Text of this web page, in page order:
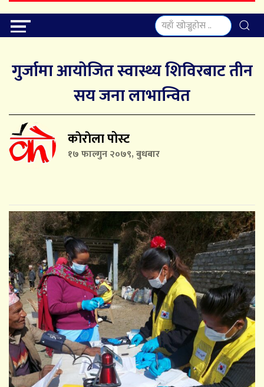
गुर्जामा आयोजित स्वास्थ्य शिविरबाट तीन
सय जना लाभान्वित
काेराेला पोस्ट
१७ फाल्गुन २०७९, बुधबार